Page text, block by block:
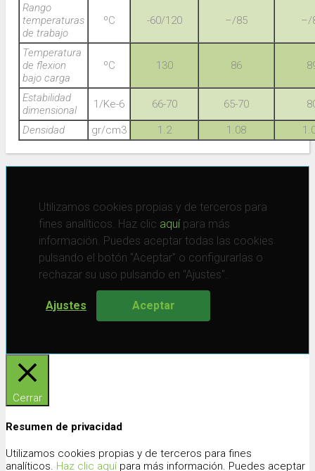
Rango
temperaturas
de trabajo
ºC -60/120 –/85 –/
Temperatura
de flexion
bajo carga
ºC 130 86
Estabilidad
dimensional
1/Ke-6 66-70 65-70
Densidad gr/cm3 1.2 1.08
Utilizamos cookies propias y de terceros para
fines analíticos. Haz clic aquípara más
información. Puedes aceptar todas las cookies
pulsando el botón "Aceptar" o configurarlas o
rechazar su uso pulsando en "Ajustes".
Ajustes Aceptar
Cerrar
Resumen de privacidad
Utilizamos cookies propias y de terceros para fines
analíticos. Haz clic aquí para más información. Puedes aceptar